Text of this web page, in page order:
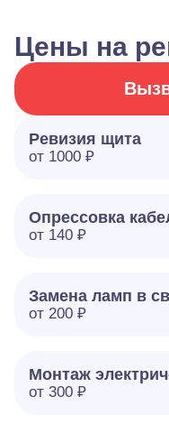
Цены на
Ревизия щита
от 1000 ₽
Опрессовка
от 140 ₽
Замена ламп в
от 200 ₽
Монтаж
от 300 ₽